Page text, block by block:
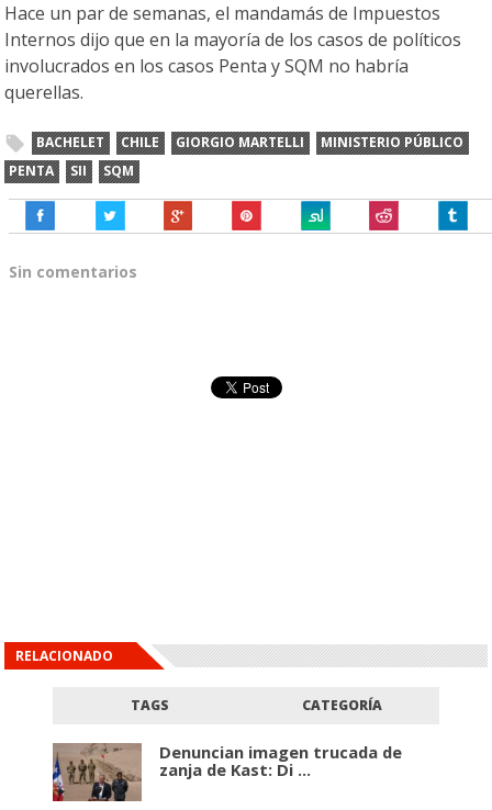
Hace un par de semanas, el mandamás de Impuestos
Internos dijo que en la mayoría de los casos de políticos
involucrados en los casos Penta y SQM no habría
querellas.
BACHELET CHILE GIORGIO MARTELLI
MINISTERIO PÚBLICO
PENTA
SII SQM
Sin comentarios
RELACIONADO
TAGS CATEGORÍA
Denuncian imagen trucada de
zanja de Kast: Di ...